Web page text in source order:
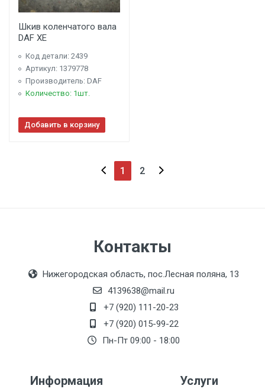
Шкив коленчатого вала
DAF XE
Код детали: 2439
Артикул: 1379778
Производитель: DAF
Количество: 1шт.
Добавить в корзину
1 2
Контакты
Нижегородская область, пос.Лесная поляна, 13
4139638@mail.ru
+7 (920) 111-20-23
+7 (920) 015-99-22
Пн-Пт 09:00 - 18:00
Информация Услуги